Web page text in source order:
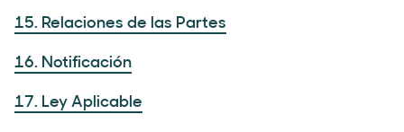
15. Relaciones de las Partes
16. Notificación
17. Ley Aplicable